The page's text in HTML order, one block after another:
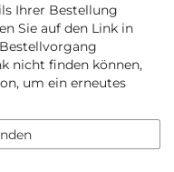
Ihrer Bestellung
Sie auf den Link in
nicht finden können,
um ein erneutes